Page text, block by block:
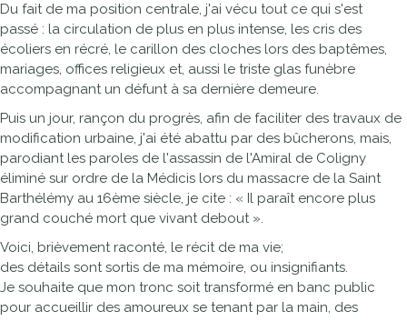
Du fait de ma position centrale, j'ai vécu tout ce qui s'est
passé : la circulation de plus en plus intense, les cris des
écoliers en récré, le carillon des cloches lors des baptêmes,
mariages, offices religieux et, aussi le triste glas funèbre
accompagnant un défunt à sa dernière demeure.
Puis un jour, rançon du progrès, afin de faciliter des travaux de
modification urbaine, j'ai été abattu par des bûcherons, mais,
parodiant les paroles de l'assassin de l'Amiral de Coligny
éliminé sur ordre de la Médicis lors du massacre de la Saint
Barthélémy au 16ème siècle, je cite : « Il paraît encore plus
grand couché mort que vivant debout ».
Voici, brièvement raconté, le récit de ma vie;
des détails sont sortis de ma mémoire, ou insignifiants.
Je souhaite que mon tronc soit transformé en banc public
pour accueillir des amoureux se tenant par la main, des